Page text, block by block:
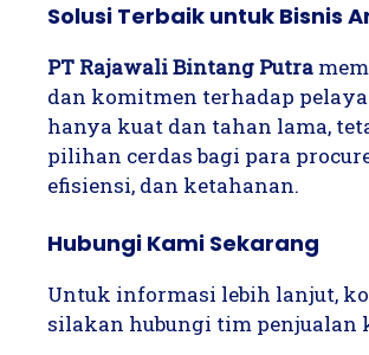
Solusi Terbaik untuk Bisnis
PT Rajawali Bintang Putra
dan komitmen terhadap
hanya kuat dan tahan lama,
pilihan cerdas bagi para
efisiensi, dan ketahanan.
Hubungi Kami Sekarang
Untuk informasi lebih lanjut,
silakan hubungi tim penjualan